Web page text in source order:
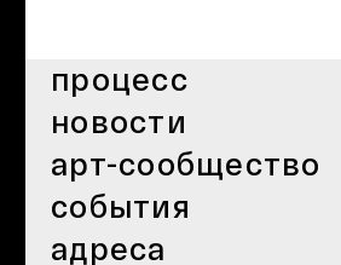
процесс
новости
арт-сообщество
события
адреса